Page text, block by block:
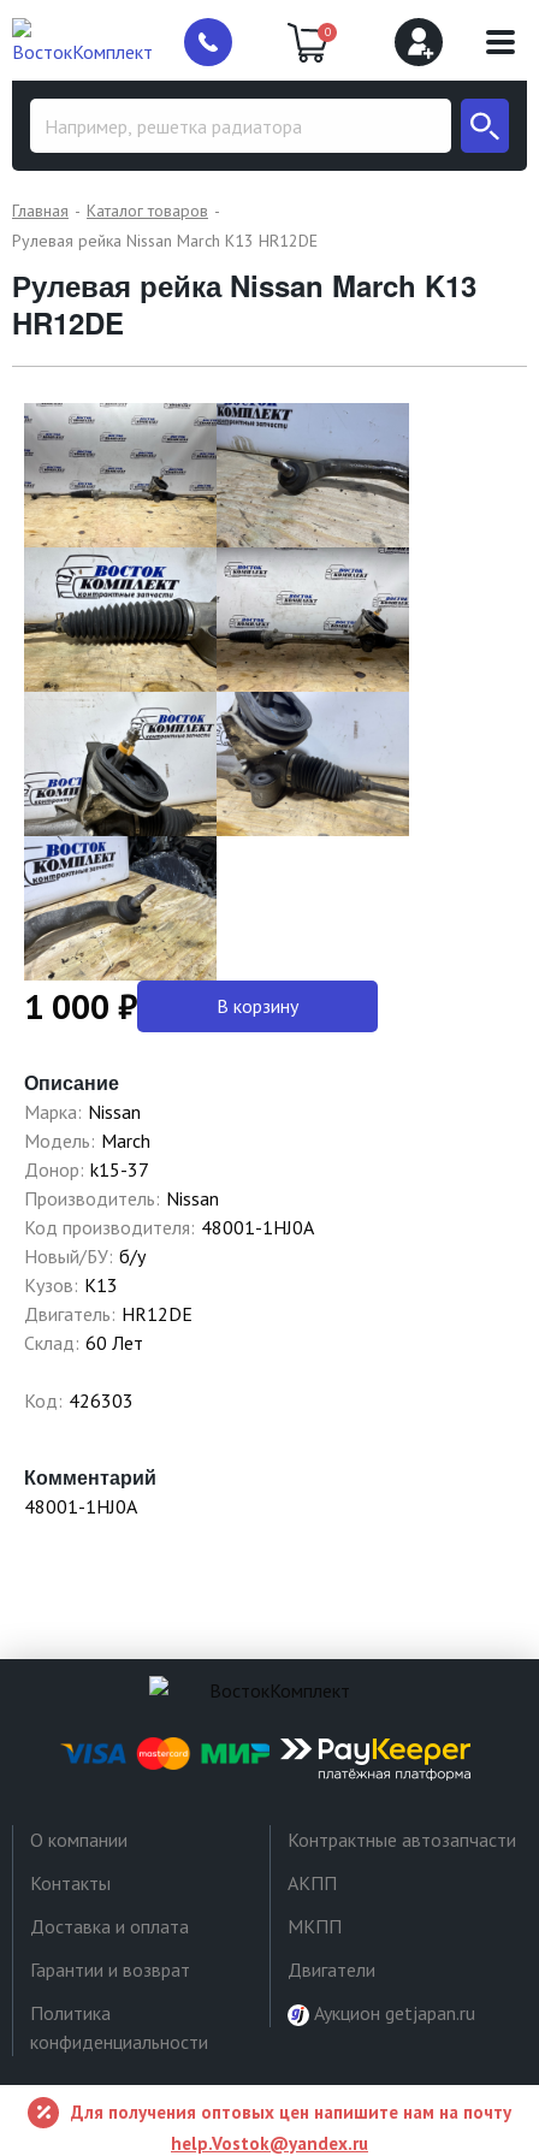
0
Главная
Каталог товаров
Рулевая рейка Nissan March K13 HR12DE
Рулевая рейка Nissan March K13
HR12DE
1 000 ₽ В корзину
Описание
Марка: Nissan
Модель: March
Донор: k15-37
Производитель: Nissan
Код производителя: 48001-1HJ0A
Новый/БУ: б/у
Кузов: K13
Двигатель: HR12DE
Склад: 60 Лет
Код: 426303
Комментарий
48001-1HJ0A
О компании
Контакты
Доставка и оплата
Гарантии и возврат
Политика
конфиденциальности
Контрактные автозапчасти
АКПП
МКПП
Двигатели
Аукцион getjapan.ru
Для получения оптовых цен напишите нам на почту
help.Vostok@yandex.ru